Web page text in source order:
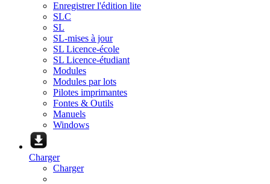
Enregistrer l'édition lite
SLC
SL
SL-mises à jour
SL Licence-école
SL Licence-étudiant
Modules
Modules par lots
Pilotes imprimantes
Fontes & Outils
Manuels
Windows
Charger
Charger